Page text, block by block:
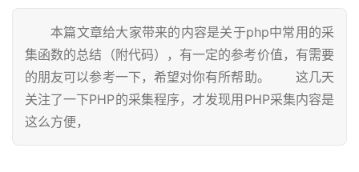
本篇文章给大家带来的内容是关于php中常用的采
集函数的总结（附代码），有一定的参考价值，有需要
的朋友可以参考一下，希望对你有所帮助。 这几天
关注了一下PHP的采集程序，才发现用PHP采集内容是
这么方便，